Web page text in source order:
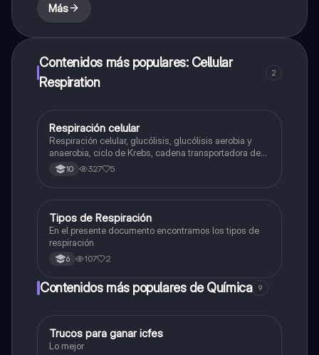
Más
Contenidos más populares: Cellular
Respiration
2
Biologia
Respiración celular
Respiración celular, glucólisis, glucólisis aerobia y
anaerobia, ciclo de Krebs, cadena transportadora de
electrones
10 327 5
Biologia
Tipos de Respiración
En el presente documento encontramos los tipos de
respiración
6 107 2
Contenidos más populares de Química 9
Química
Trucos para ganar icfes
Lo mejor